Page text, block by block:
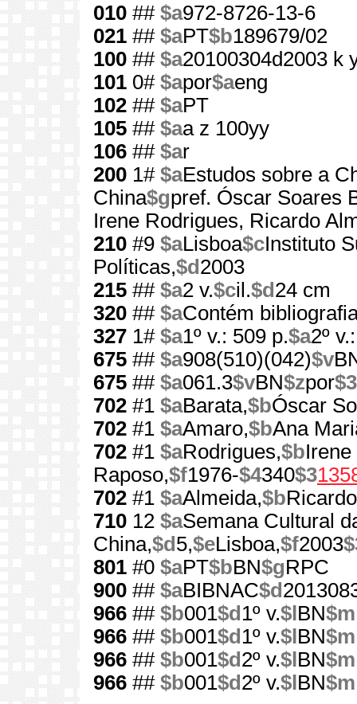
010 ## $a972-8726-13-6
021 ## $aPT$b189679/02
100 ## $a20100304d2003 k
101 0# $apor$aeng
102 ## $aPT
105 ## $aa z 100yy
106 ## $ar
200 1# $aEstudos sobre a
China$gpref. Óscar Soares
Irene Rodrigues, Ricardo
210 #9 $aLisboa$cInstituto
Políticas,$d 2003
215 ## $a2 v.$cil.$d 24 cm
320 ## $aContém
327 1# $a1º v.: 509 p.$a2º
675 ## $a908(510)(042)$v
675 ## $a061.3$vBN$zpor$3
702 #1 $aBarata,$bÓscar
702 #1 $aAmaro,$bAna
702 #1 $aRodrigues,$b
Raposo,$f1976-$4340$3
702 #1 $aAlmeida,$b
710 12 $aSemana Cultural
China,$d 5,$eLisboa,$f2003
801 #0 $aPT$bBN$gRPC
900 ## $aBIBNAC$d
966 ## $b001$d 1º v.$l BN$m
966 ## $b001$d 1º v.$l BN$m
966 ## $b001$d 2º v.$l BN$m
966 ## $b001$d 2º v.$l BN$m